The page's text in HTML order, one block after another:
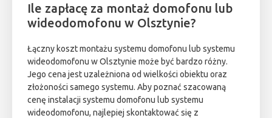
Ile zapłacę za montaż domofonu lub
wideodomofonu w Olsztynie?
Łączny koszt montażu systemu domofonu lub systemu
wideodomofonu w Olsztynie może być bardzo różny.
Jego cena jest uzależniona od wielkości obiektu oraz
złożoności samego systemu. Aby poznać szacowaną
cenę instalacji systemu domofonu lub systemu
wideodomofonu, najlepiej skontaktować się z